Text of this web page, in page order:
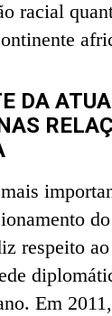
racial
DA
respeito
Em